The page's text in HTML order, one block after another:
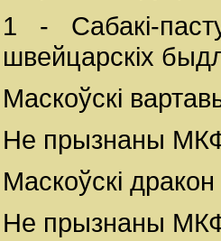
1 - Сабакі-
швейцарскіх
Маскоўскі
Не прызнаны
Маскоўскі дракон
Не прызнаны